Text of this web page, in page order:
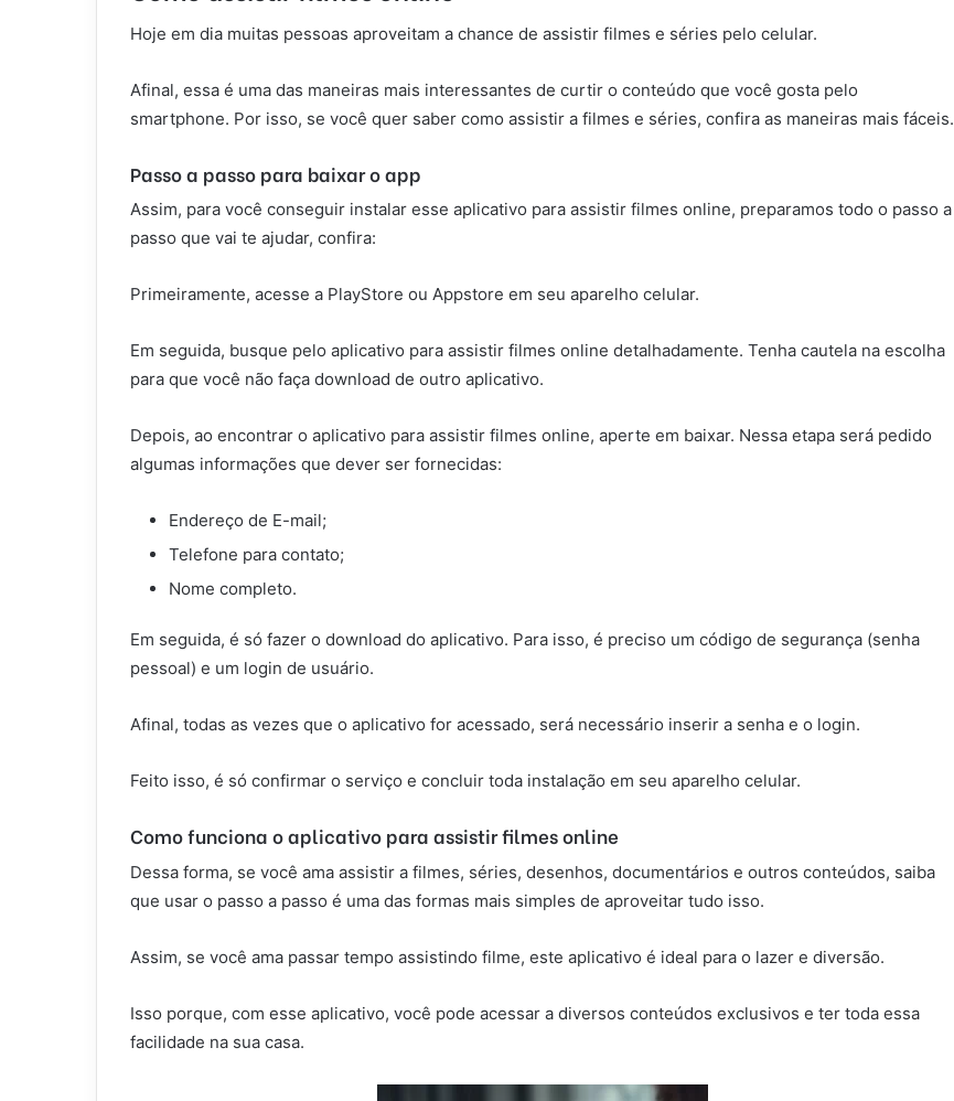
Hoje em dia muitas pessoas aproveitam a chance de assistir filmes e séries pelo celular.
Afinal, essa é uma das maneiras mais interessantes de curtir o conteúdo que você gosta pelo
smartphone. Por isso, se você quer saber como assistir a filmes e séries, confira as maneiras mais fáceis.
Passo a passo para baixar o app
Assim, para você conseguir instalar esse aplicativo para assistir filmes online, preparamos todo o passo a
passo que vai te ajudar, confira:
Primeiramente, acesse a PlayStore ou Appstore em seu aparelho celular.
Em seguida, busque pelo aplicativo para assistir filmes online detalhadamente. Tenha cautela na escolha
para que você não faça download de outro aplicativo.
Depois, ao encontrar o aplicativo para assistir filmes online, aperte em baixar. Nessa etapa será pedido
algumas informações que dever ser fornecidas:
Endereço de E-mail;
Telefone para contato;
Nome completo.
Em seguida, é só fazer o download do aplicativo. Para isso, é preciso um código de segurança (senha
pessoal) e um login de usuário.
Afinal, todas as vezes que o aplicativo for acessado, será necessário inserir a senha e o login.
Feito isso, é só confirmar o serviço e concluir toda instalação em seu aparelho celular.
Como funciona o aplicativo para assistir filmes online
Dessa forma, se você ama assistir a filmes, séries, desenhos, documentários e outros conteúdos, saiba
que usar o passo a passo é uma das formas mais simples de aproveitar tudo isso.
Assim, se você ama passar tempo assistindo filme, este aplicativo é ideal para o lazer e diversão.
Isso porque, com esse aplicativo, você pode acessar a diversos conteúdos exclusivos e ter toda essa
facilidade na sua casa.